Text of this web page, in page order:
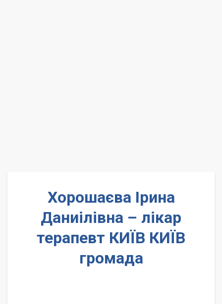
Хорошаєва Ірина
Даниілівна – лікар
терапевт КИЇВ КИЇВ
громада